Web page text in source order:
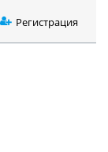
Регистрация